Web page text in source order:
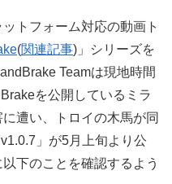
トフォーム対応の動画ト
(関連記事)」シリーズを
Teamは現地時間
を公開しているミラ
遭い、トロイの木馬が同
」が5月上旬より公
下のことを確認するよう